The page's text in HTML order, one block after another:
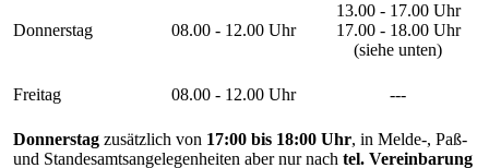
Donnerstag 08.00 - 12.00 Uhr
13.00 - 17.00 Uhr
17.00 - 18.00 Uhr
(siehe unten)
Freitag 08.00 - 12.00 Uhr ---
Donnerstag zusätzlich von 17:00 bis 18:00 Uhr, in Melde-, Paß-
und Standesamtsangelegenheiten aber nur nach tel. Vereinbarung